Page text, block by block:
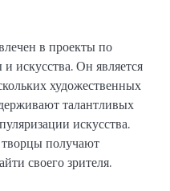
в проекты по
искусства. Он является
художественных
талантливых
искусства.
творцы получают
своего зрителя.